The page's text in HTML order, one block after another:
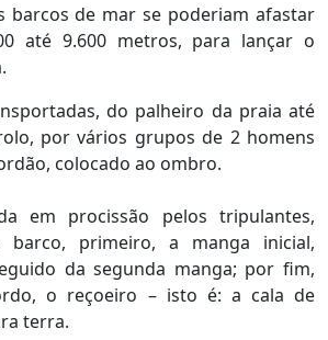
barcos de mar se poderiam afastar
até 9.600 metros, para lançar o
do palheiro da praia até
por vários grupos de 2 homens
colocado ao ombro.
em procissão pelos tripulantes,
barco, primeiro, a manga inicial,
da segunda manga; por fim,
o reçoeiro – isto é: a cala de
terra.